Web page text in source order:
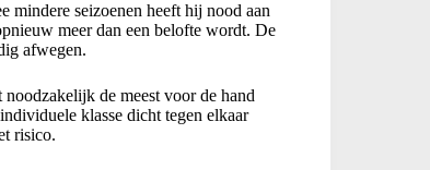
seizoenen heeft hij nood aan
meer dan een belofte wordt. De
afwegen.
de meest voor de hand
klasse dicht tegen elkaar
risico.